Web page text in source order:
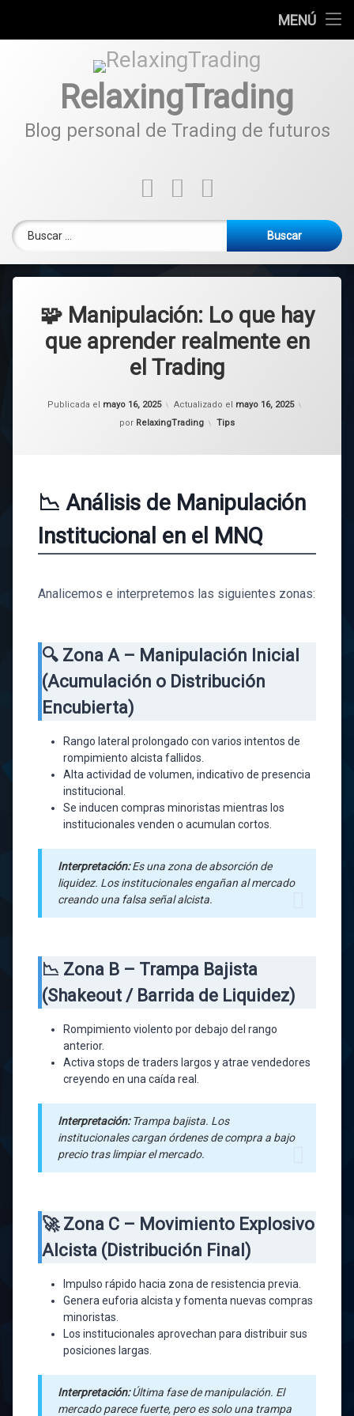
MENÚ
📊 Operativa
🎥 Live
RelaxingTrading
Blog personal de Trading de futuros
FacebookInstagram
🧩 Manipulación: Lo que hay
que aprender realmente en
el Trading
Publicada el mayo 16, 2025 Actualizado el mayo 16, 2025
por RelaxingTrading Categorías:
Tips
📉 Análisis de Manipulación
Institucional en el MNQ
Analicemos e interpretemos las siguientes zonas:
🔍 Zona A – Manipulación Inicial
(Acumulación o Distribución
Encubierta)
Rango lateral prolongado con varios intentos de
rompimiento alcista fallidos.
Alta actividad de volumen, indicativo de presencia
institucional.
Se inducen compras minoristas mientras los
institucionales venden o acumulan cortos.
Interpretación:Es una zona de absorción de
liquidez. Los institucionales engañan al mercado
creando una falsa señal alcista.
📉 Zona B – Trampa Bajista
(Shakeout / Barrida de Liquidez)
Rompimiento violento por debajo del rango
anterior.
Activa stops de traders largos y atrae vendedores
creyendo en una caída real.
Interpretación:Trampa bajista. Los
institucionales cargan órdenes de compra a bajo
precio tras limpiar el mercado.
🚀 Zona C – Movimiento Explosivo
Alcista (Distribución Final)
Impulso rápido hacia zona de resistencia previa.
Genera euforia alcista y fomenta nuevas compras
minoristas.
Los institucionales aprovechan para distribuir sus
posiciones largas.
Interpretación:Última fase de manipulación. El
mercado parece fuerte, pero es solo una trampa